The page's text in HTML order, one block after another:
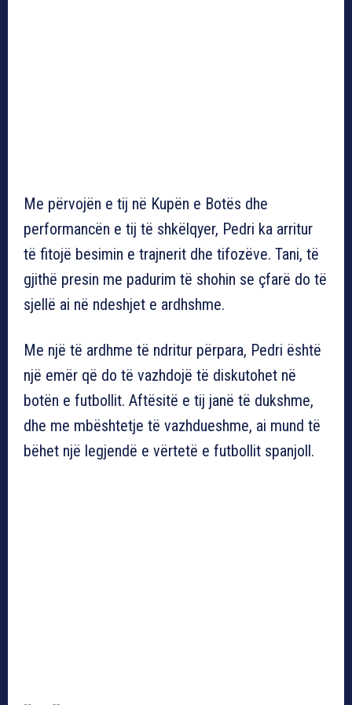
Me përvojën e tij në Kupën e Botës dhe
performancën e tij të shkëlqyer, Pedri ka arritur
të fitojë besimin e trajnerit dhe tifozëve. Tani, të
gjithë presin me padurim të shohin se çfarë do të
sjellë ai në ndeshjet e ardhshme.
Me një të ardhme të ndritur përpara, Pedri është
një emër që do të vazhdojë të diskutohet në
botën e futbollit. Aftësitë e tij janë të dukshme,
dhe me mbështetje të vazhdueshme, ai mund të
bëhet një legjendë e vërtetë e futbollit spanjoll.